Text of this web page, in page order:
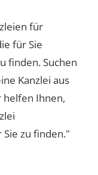
für
für Sie
finden. Suchen
Kanzlei aus
helfen Ihnen,
zu finden."